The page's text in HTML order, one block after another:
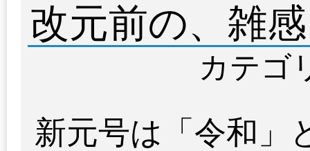
改元前の、雑感
カテゴ
新元号は「令和」